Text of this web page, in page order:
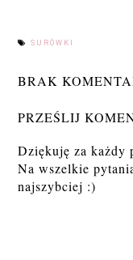
SURÓWKI
BRAK
PRZEŚLIJ
Dziękuję za każdy
Na wszelkie
najszybciej :)